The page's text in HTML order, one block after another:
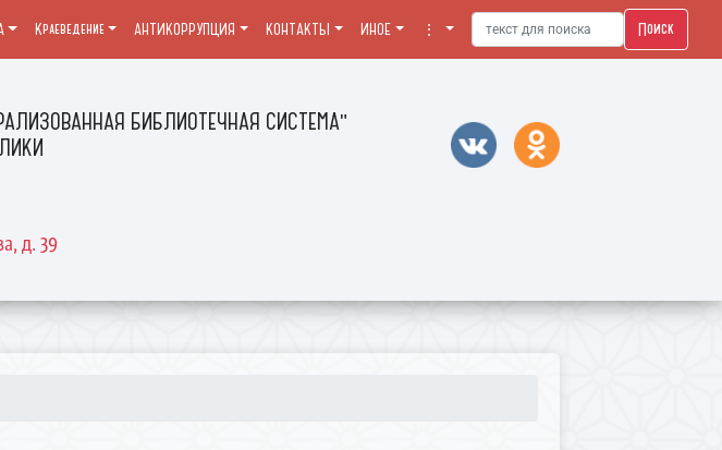
БИБЛИОТЕЧНАЯ СИСТЕМА"
д. 39
Краеведение АНТИКОРРУПЦИЯ КОНТАКТЫ ИНОЕ ⋮ Поиск